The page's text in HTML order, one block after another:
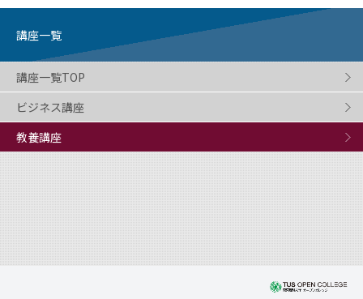
講座一覧
講座一覧TOP
ビジネス講座
教養講座